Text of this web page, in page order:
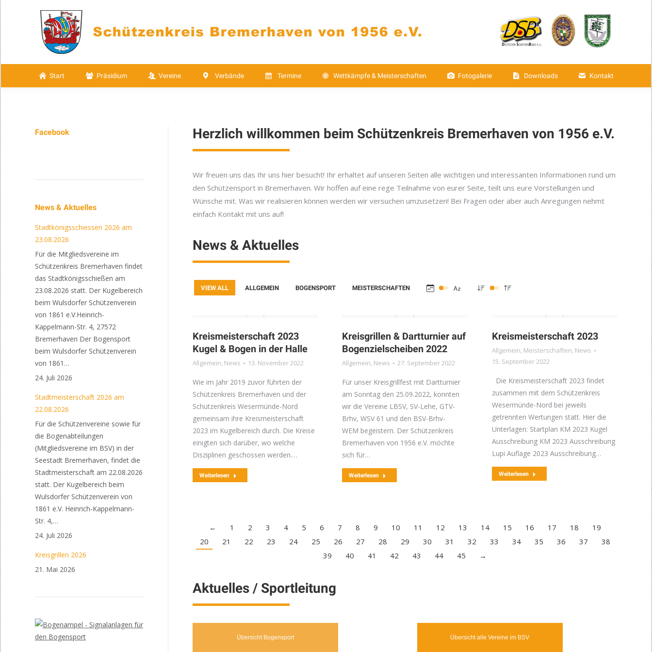
Start Präsidium Vereine Verbände Termine Wettkämpfe & Meisterschaften Fotogalerie Downloads Kontakt
Herzlich willkommen beim Schützenkreis Bremerhaven von 1956 e.V.
Wir freuen uns das Ihr uns hier besucht! Ihr erhaltet auf unseren Seiten alle wichtigen und interessanten Informationen rund um
den Schützensport in Bremerhaven. Wir hoffen auf eine rege Teilnahme von eurer Seite, teilt uns eure Vorstellungen und
Wünsche mit. Was wir realisieren können werden wir versuchen umzusetzen! Bei Fragen oder aber auch Anregungen nehmt
einfach Kontakt mit uns auf!
News & Aktuelles
VIEW ALL ALLGEMEIN BOGENSPORT MEISTERSCHAFTEN
Kreismeisterschaft 2023
Kugel & Bogen in der Halle
Allgemein, News 13. November 2022
Wie im Jahr 2019 zuvor führten der
Schützenkreis Bremerhaven und der
Schützenkreis Wesermünde-Nord
gemeinsam ihre Kreismeisterschaft
2023 im Kugelbereich durch. Die Kreise
einigten sich darüber, wo welche
Disziplinen geschossen werden.…
Weiterlesen
Kreisgrillen & Dartturnier auf
Bogenzielscheiben 2022
Allgemein, News 27. September 2022
Für unser Kreisgrillfest mit Dartturnier
am Sonntag den 25.09.2022, konnten
wir die Vereine LBSV, SV-Lehe, GTV-
Brhv, WSV 61 und den BSV-Brhv-
WEM begeistern. Der Schützenkreis
Bremerhaven von 1956 e.V. möchte
sich für…
Weiterlesen
Kreismeisterschaft 2023
Allgemein, Meisterschaften, News
15. September 2022
Die Kreismeisterschaft 2023 findet
zusammen mit dem Schützenkreis
Wesermünde-Nord bei jeweils
getrennten Wertungen statt. Hier die
Unterlagen: Startplan KM 2023 Kugel
Ausschreibung KM 2023 Ausschreibung
Lupi Auflage 2023 Ausschreibung…
Weiterlesen
← 1 2 3 4 5 6 7 8 9 10 11 12 13 14 15 16 17 18
19
20
21 22 23 24 25 26 27 28 29 30 31 32 33 34 35 36 37
38
39
40 41 42 43 44 45 →
Aktuelles / Sportleitung
Übersicht Bogensport Übersicht alle Vereine im BSV
Facebook
News & Aktuelles
Stadtkönigsschiessen 2026 am
23.08.2026
Für die Mitgliedsvereine im
Schützenkreis Bremerhaven findet
das Stadtkönigsschießen am
23.08.2026 statt. Der Kugelbereich
beim Wulsdorfer Schützenverein
von 1861 e.V.Heinrich-
Kappelmann-Str. 4, 27572
Bremerhaven Der Bogensport
beim Wulsdorfer Schützenverein
von 1861…
24. Juli 2026
Stadtmeisterschaft 2026 am
22.08.2026
Für die Schützenvereine sowie für
die Bogenabteilungen
(Mitgliedsvereine im BSV) in der
Seestadt Bremerhaven, findet die
Stadtmeisterschaft am 22.08.2026
statt. Der Kugelbereich beim
Wulsdorfer Schützenverein von
1861 e.V. Heinrich-Kappelmann-
Str. 4,…
24. Juli 2026
Kreisgrillen 2026
21. Mai 2026
Start
Kontakt